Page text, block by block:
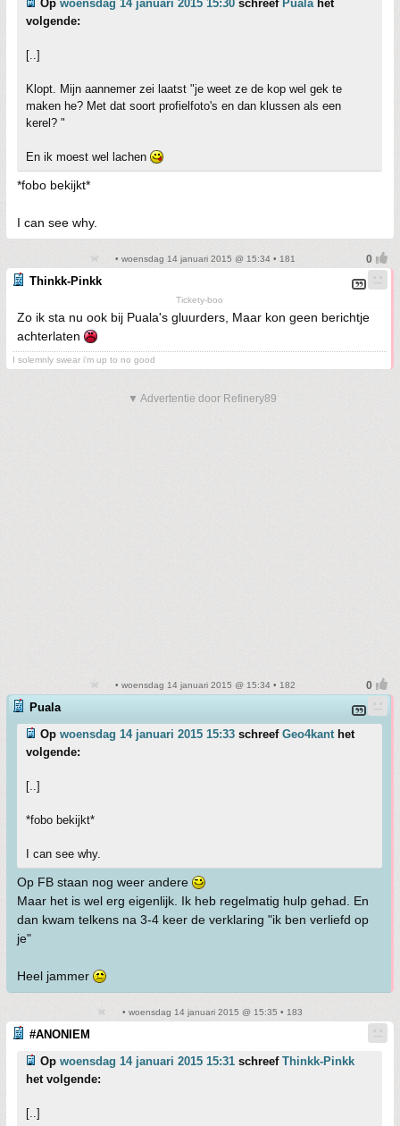
Op woensdag 14 januari 2015 15:30 schreef Pualahet
volgende:
[..]
Klopt. Mijn aannemer zei laatst "je weet ze de kop wel gek te
maken he? Met dat soort profielfoto's en dan klussen als een
kerel? "
En ik moest wel lachen
*fobo bekijkt*
I can see why.
• woensdag 14 januari 2015 @ 15:34 • 181
Thinkk-Pinkk
Tickety-boo
Zo ik sta nu ook bij Puala's gluurders, Maar kon geen berichtje
achterlaten
I solemnly swear i'm up to no good
▼ Advertentie door Refinery89
• woensdag 14 januari 2015 @ 15:34 • 182
Puala
Op woensdag 14 januari 2015 15:33 schreef Geo4kanthet
volgende:
[..]
*fobo bekijkt*
I can see why.
Op FB staan nog weer andere
Maar het is wel erg eigenlijk. Ik heb regelmatig hulp gehad. En
dan kwam telkens na 3-4 keer de verklaring "ik ben verliefd op
je"
Heel jammer
• woensdag 14 januari 2015 @ 15:35 • 183
#ANONIEM
Op woensdag 14 januari 2015 15:31 schreef Thinkk-Pinkk
het volgende:
[..]